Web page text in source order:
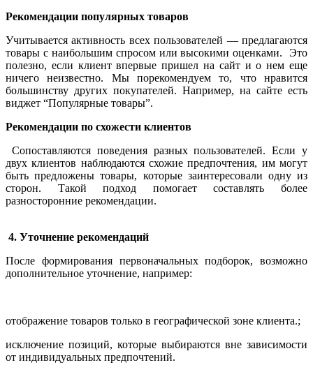
Рекомендации популярных товаров
Учитывается активность всех пользователей — предлагаются
товары с наибольшим спросом или высокими оценками.
Это
полезно, если клиент впервые пришел на сайт и о нем еще
ничего неизвестно. Мы порекомендуем то, что нравится
большинству других покупателей. Например, на сайте есть
виджет “Популярные товары”.
Рекомендации по схожести клиентов
Сопоставляются поведения разных пользователей. Если у
двух клиентов наблюдаются схожие предпочтения, им могут
быть предложены товары, которые заинтересовали одну из
сторон. Такой подход помогает составлять более
разносторонние рекомендации.
4. Уточнение рекомендаций
После формирования первоначальных подборок, возможно
дополнительное уточнение, например:
отображение товаров только в географической зоне клиента.;
исключение позиций, которые выбираются вне зависимости
от индивидуальных предпочтений.